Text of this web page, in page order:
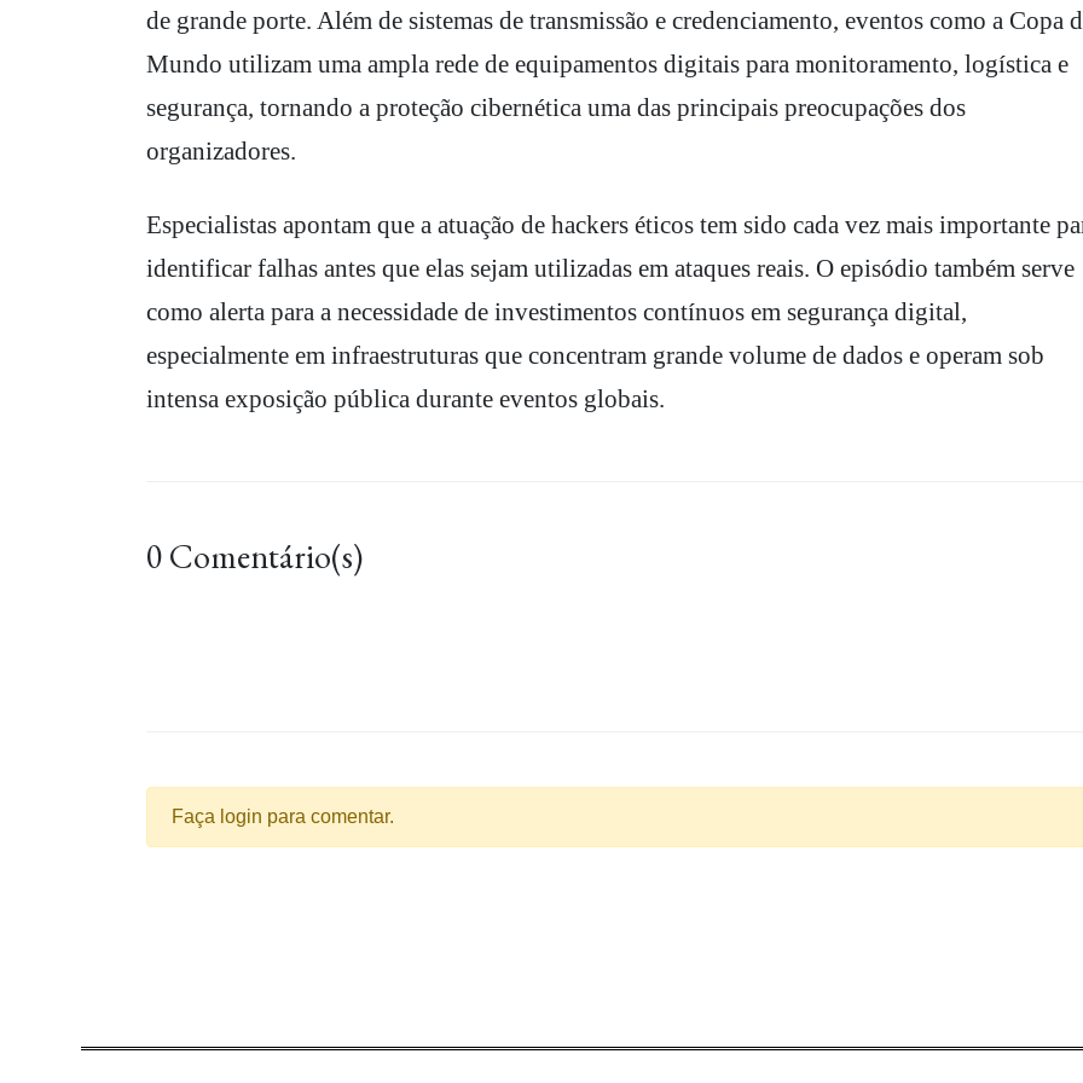
de grande porte. Além de sistemas de transmissão e credenciamento, eventos como a Copa
Mundo utilizam uma ampla rede de equipamentos digitais para monitoramento, logística e
segurança, tornando a proteção cibernética uma das principais preocupações dos
organizadores.
Especialistas apontam que a atuação de hackers éticos tem sido cada vez mais importante
identificar falhas antes que elas sejam utilizadas em ataques reais. O episódio também serve
como alerta para a necessidade de investimentos contínuos em segurança digital,
especialmente em infraestruturas que concentram grande volume de dados e operam sob
intensa exposição pública durante eventos globais.
0 Comentário(s)
Faça login para comentar.